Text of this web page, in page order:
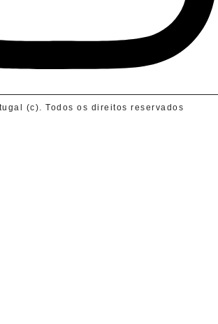
(c). Todos os direitos reservados